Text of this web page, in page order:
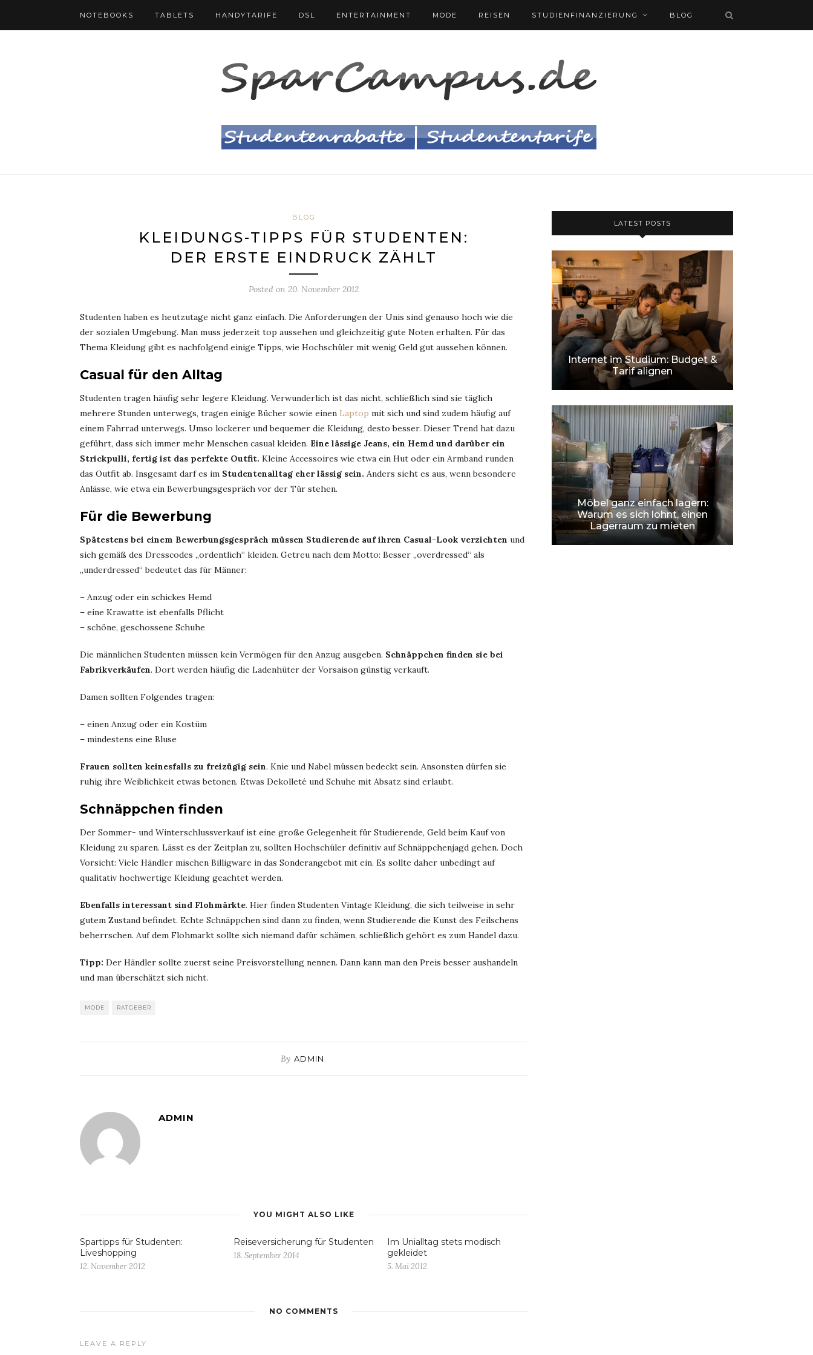
NOTEBOOKS TABLETS HANDYTARIFE DSL ENTERTAINMENT MODE REISEN STUDIENFINANZIERUNG BLOG
BLOG
KLEIDUNGS-TIPPS FÜR STUDENTEN:
DER ERSTE EINDRUCK ZÄHLT
Posted on 20. November 2012
Studenten haben es heutzutage nicht ganz einfach. Die Anforderungen der Unis sind genauso hoch wie die
der sozialen Umgebung. Man muss jederzeit top aussehen und gleichzeitig gute Noten erhalten. Für das
Thema Kleidung gibt es nachfolgend einige Tipps, wie Hochschüler mit wenig Geld gut aussehen können.
Casual für den Alltag
Studenten tragen häufig sehr legere Kleidung. Verwunderlich ist das nicht, schließlich sind sie täglich
mehrere Stunden unterwegs, tragen einige Bücher sowie einen Laptop mit sich und sind zudem häufig auf
einem Fahrrad unterwegs. Umso lockerer und bequemer die Kleidung, desto besser. Dieser Trend hat dazu
geführt, dass sich immer mehr Menschen casual kleiden. Eine lässige Jeans, ein Hemd und darüber ein
Strickpulli, fertig ist das perfekte Outfit. Kleine Accessoires wie etwa ein Hut oder ein Armband runden
das Outfit ab. Insgesamt darf es im Studentenalltag eher lässig sein. Anders sieht es aus, wenn besondere
Anlässe, wie etwa ein Bewerbungsgespräch vor der Tür stehen.
Für die Bewerbung
Spätestens bei einem Bewerbungsgespräch müssen Studierende auf ihren Casual-Look verzichten und
sich gemäß des Dresscodes „ordentlich“ kleiden. Getreu nach dem Motto: Besser „overdressed“ als
„underdressed“ bedeutet das für Männer:
– Anzug oder ein schickes Hemd
– eine Krawatte ist ebenfalls Pflicht
– schöne, geschossene Schuhe
Die männlichen Studenten müssen kein Vermögen für den Anzug ausgeben. Schnäppchen finden sie bei
Fabrikverkäufen. Dort werden häufig die Ladenhüter der Vorsaison günstig verkauft.
Damen sollten Folgendes tragen:
– einen Anzug oder ein Kostüm
– mindestens eine Bluse
Frauen sollten keinesfalls zu freizügig sein. Knie und Nabel müssen bedeckt sein. Ansonsten dürfen sie
ruhig ihre Weiblichkeit etwas betonen. Etwas Dekolleté und Schuhe mit Absatz sind erlaubt.
Schnäppchen finden
Der Sommer- und Winterschlussverkauf ist eine große Gelegenheit für Studierende, Geld beim Kauf von
Kleidung zu sparen. Lässt es der Zeitplan zu, sollten Hochschüler definitiv auf Schnäppchenjagd gehen. Doch
Vorsicht: Viele Händler mischen Billigware in das Sonderangebot mit ein. Es sollte daher unbedingt auf
qualitativ hochwertige Kleidung geachtet werden.
Ebenfalls interessant sind Flohmärkte. Hier finden Studenten Vintage Kleidung, die sich teilweise in sehr
gutem Zustand befindet. Echte Schnäppchen sind dann zu finden, wenn Studierende die Kunst des Feilschens
beherrschen. Auf dem Flohmarkt sollte sich niemand dafür schämen, schließlich gehört es zum Handel dazu.
Tipp: Der Händler sollte zuerst seine Preisvorstellung nennen. Dann kann man den Preis besser aushandeln
und man überschätzt sich nicht.
MODE RATGEBER
By ADMIN
ADMIN
YOU MIGHT ALSO LIKE
Spartipps für Studenten:
Liveshopping
12. November 2012
Reiseversicherung für Studenten
18. September 2014
Im Unialltag stets modisch
gekleidet
5. Mai 2012
NO COMMENTS
LEAVE A REPLY
LATEST POSTS
Internet im Studium: Budget &
Tarif alignen
Möbel ganz einfach lagern:
Warum es sich lohnt, einen
Lagerraum zu mieten